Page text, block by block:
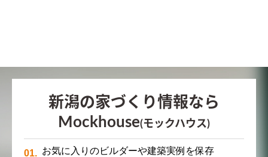
新潟の家づくり情報なら
Mockhouse(モックハウス)
お気に入りのビルダーや建築実例を保存